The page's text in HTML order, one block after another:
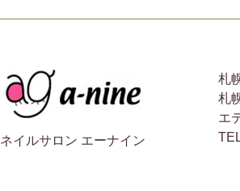
ネイルサロン エーナイン
札
札
エ